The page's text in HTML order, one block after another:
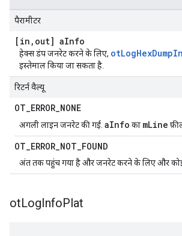
पैरामीटर
[in , out] aInfo
हेक्स डंप जनरेट करने के लिए,
इस्तेमाल किया जा सकता है.
रिटर्न वैल्यू
OT_ERROR_NONE
अगली लाइन जनरेट की गई. aInfo का mLine
OT_ERROR_NOT_FOUND
अंत तक पहुंच गया है और जनरेट करने के लिए और कोई
otLogInfoPlat